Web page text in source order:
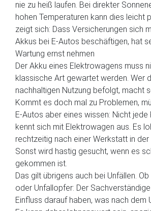
nie zu heiß laufen. Bei direkter
hohen Temperaturen kann dies leicht
zeigt sich: Dass Versicherungen sich
Akkus bei E-Autos beschäftigen, hat
Wartung ernst nehmen
Der Akku eines Elektrowagens muss
klassische Art gewartet werden. Wer
nachhaltigen Nutzung befolgt, macht
Kommt es doch mal zu Problemen,
E-Autos aber eines wissen: Nicht
kennt sich mit Elektrowagen aus. Es
rechtzeitig nach einer Werkstatt in der
Sonst wird hastig gesucht, wenn es
gekommen ist.
Das gilt übrigens auch bei Unfällen.
oder Unfallopfer: Der
Einfluss darauf haben, was nach dem